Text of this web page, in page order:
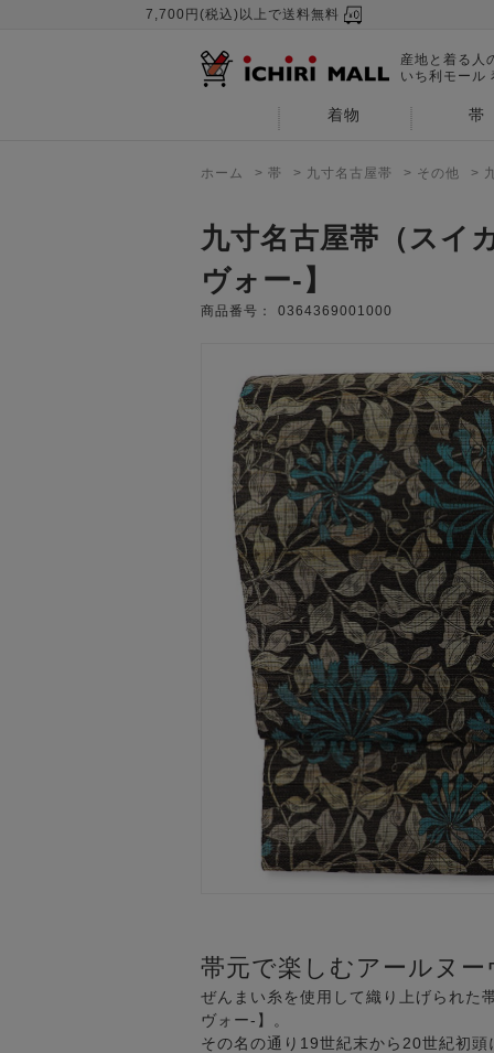
7,700円(税込)以上で送料無料
産地と着る人
いち利モール
着物 帯
ホーム > 帯 > 九寸名古屋帯 > その他 >
九寸名古屋帯（スイ
ヴォー-】
商品番号： 0364369001000
帯元で楽しむアールヌー
ぜんまい糸を使用して織り上げられ
ヴォー-】。
その名の通り19世紀末から20世紀初